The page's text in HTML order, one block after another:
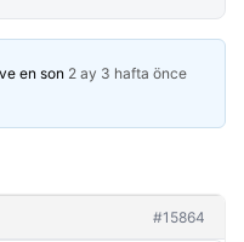
en son 2 ay 3 hafta önce
#15864